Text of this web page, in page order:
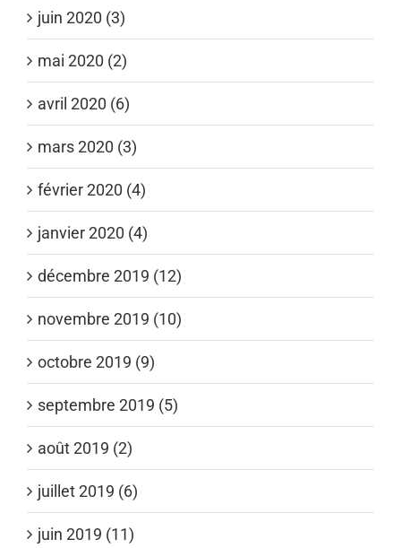
juin 2020 (3)
mai 2020 (2)
avril 2020 (6)
mars 2020 (3)
février 2020 (4)
janvier 2020 (4)
décembre 2019 (12)
novembre 2019 (10)
octobre 2019 (9)
septembre 2019 (5)
août 2019 (2)
juillet 2019 (6)
juin 2019 (11)